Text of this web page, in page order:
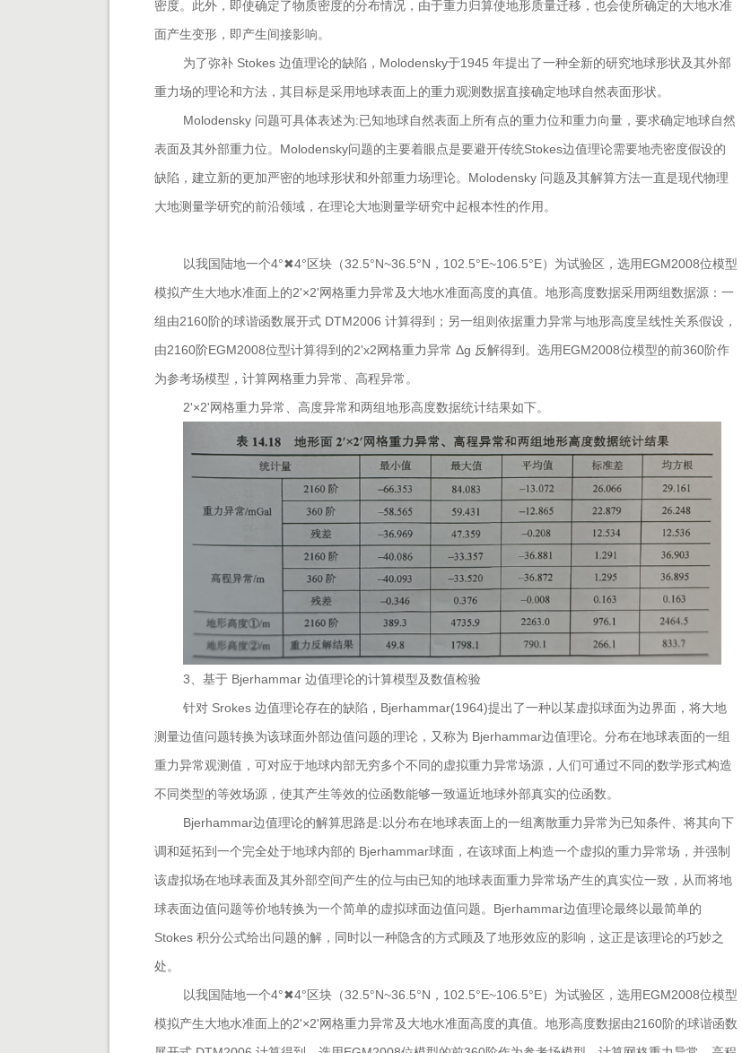
密度。此外，即使确定了物质密度的分布情况，由于重力归算使地形质量迁移，也会使所确定的大地水准
面产生变形，即产生间接影响。
为了弥补 Stokes 边值理论的缺陷，Molodensky于1945 年提出了一种全新的研究地球形状及其外部
重力场的理论和方法，其目标是采用地球表面上的重力观测数据直接确定地球自然表面形状。
Molodensky 问题可具体表述为:已知地球自然表面上所有点的重力位和重力向量，要求确定地球自然
表面及其外部重力位。Molodensky问题的主要着眼点是要避开传统Stokes边值理论需要地壳密度假设的
缺陷，建立新的更加严密的地球形状和外部重力场理论。Molodensky 问题及其解算方法一直是现代物理
大地测量学研究的前沿领域，在理论大地测量学研究中起根本性的作用。
以我国陆地一个4°✖4°区块（32.5°N~36.5°N，102.5°E~106.5°E）为试验区，选用EGM2008位模型
模拟产生大地水准面上的2'×2'网格重力异常及大地水准面高度的真值。地形高度数据采用两组数据源：一
组由2160阶的球谐函数展开式 DTM2006 计算得到；另一组则依据重力异常与地形高度呈线性关系假设，
由2160阶EGM2008位型计算得到的2'x2网格重力异常 Δg 反解得到。选用EGM2008位模型的前360阶作
为参考场模型，计算网格重力异常、高程异常。
2'×2'网格重力异常、高度异常和两组地形高度数据统计结果如下。
3、基于 Bjerhammar 边值理论的计算模型及数值检验
针对 Srokes 边值理论存在的缺陷，Bjerhammar(1964)提出了一种以某虚拟球面为边界面，将大地
测量边值问题转换为该球面外部边值问题的理论，又称为 Bjerhammar边值理论。分布在地球表面的一组
重力异常观测值，可对应于地球内部无穷多个不同的虚拟重力异常场源，人们可通过不同的数学形式构造
不同类型的等效场源，使其产生等效的位函数能够一致逼近地球外部真实的位函数。
Bjerhammar边值理论的解算思路是:以分布在地球表面上的一组离散重力异常为已知条件、将其向下
调和延拓到一个完全处于地球内部的 Bjerhammar球面，在该球面上构造一个虚拟的重力异常场，并强制
该虚拟场在地球表面及其外部空间产生的位与由已知的地球表面重力异常场产生的真实位一致，从而将地
球表面边值问题等价地转换为一个简单的虚拟球面边值问题。 Bjerhammar边值理论最终以最简单的
Stokes 积分公式给出问题的解，同时以一种隐含的方式顾及了地形效应的影响，这正是该理论的巧妙之
处。
以我国陆地一个4°✖4°区块（32.5°N~36.5°N，102.5°E~106.5°E）为试验区，选用EGM2008位模型
模拟产生大地水准面上的2'×2'网格重力异常及大地水准面高度的真值。地形高度数据由2160阶的球谐函数